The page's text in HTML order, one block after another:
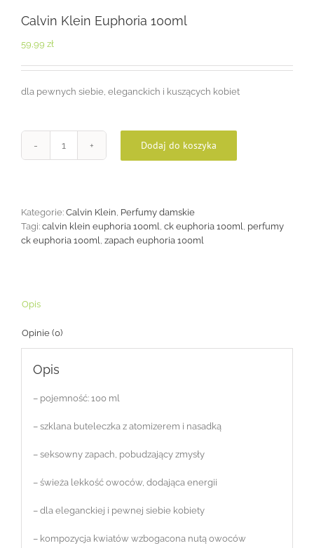
Calvin Klein Euphoria 100ml
59,99 zł
dla pewnych siebie, eleganckich i kuszących kobiet
ilość
100ml
Dodaj do koszyka
Kategorie: Calvin Klein, Perfumy damskie
Tagi: calvin klein euphoria 100ml, ck euphoria 100ml, perfumy
ck euphoria 100ml, zapach euphoria 100ml
Opis
Opinie (0)
Opis
– pojemność: 100 ml
– szklana buteleczka z atomizerem i nasadką
– seksowny zapach, pobudzający zmysły
– świeża lekkość owoców, dodająca energii
– dla eleganckiej i pewnej siebie kobiety
– kompozycja kwiatów wzbogacona nutą owoców